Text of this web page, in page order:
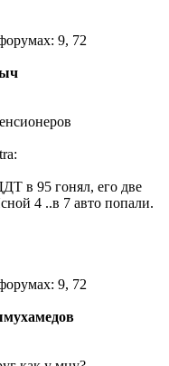
в 95 гонял, его две
4 ..в 7 авто попали.